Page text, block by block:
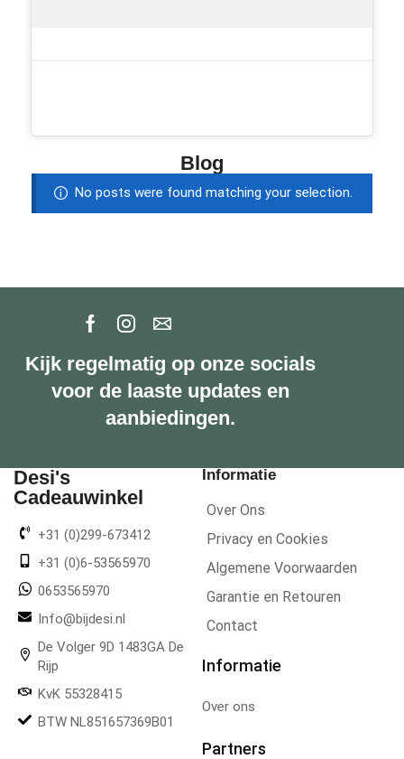
Blog
No posts were found matching your selection.
Kijk regelmatig op onze socials
voor de laaste updates en
aanbiedingen.
Desi's
Cadeauwinkel
+31 (0)299-673412
+31 (0)6-53565970
0653565970
Info@bijdesi.nl
De Volger 9D 1483GA De
Rijp
KvK 55328415
BTW NL851657369B01
Informatie
Over Ons
Privacy en Cookies
Algemene Voorwaarden
Garantie en Retouren
Contact
Informatie
Over ons
Partners